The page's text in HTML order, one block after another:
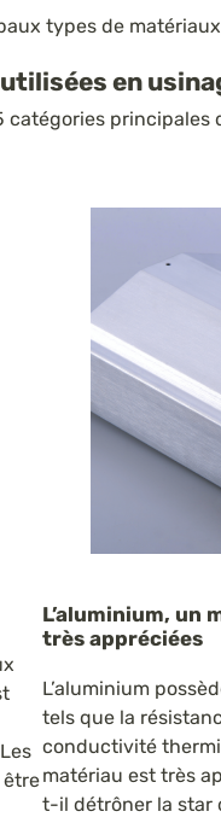
types de
en
catégories principales
être
L’aluminium, un
très appréciées
L’aluminium
tels que la
conductivité
matériau est très
t-il détrôner la star